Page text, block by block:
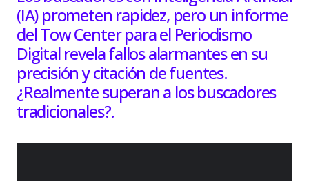
(IA) prometen rapidez, pero un informe
del Tow Center para el Periodismo
Digital revela fallos alarmantes en su
precisión y citación de fuentes.
¿Realmente superan a los buscadores
tradicionales?.